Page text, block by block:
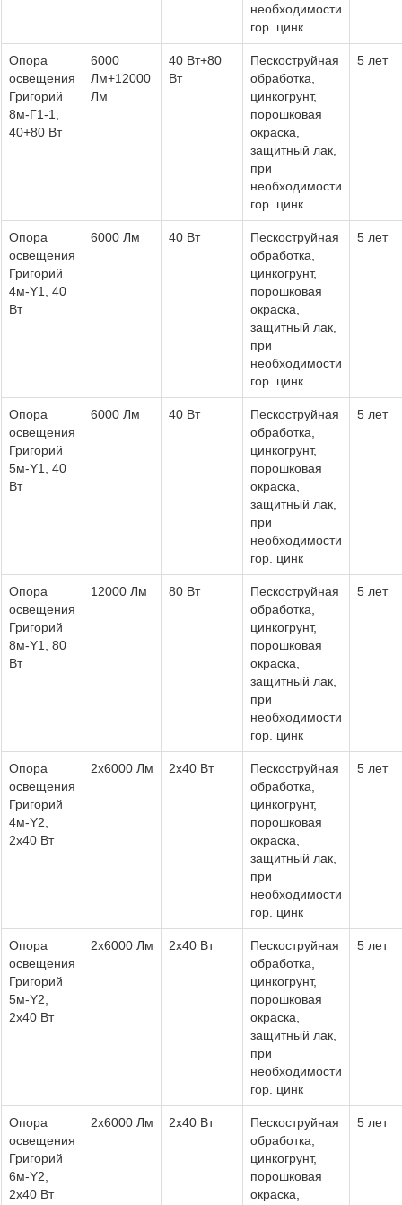
необходимости
гор. цинк
Опора
освещения
Григорий
8м-Г1-1,
40+80 Вт
6000
Лм+12000
Лм
40 Вт+80
Вт
Пескоструйная
обработка,
цинкогрунт,
порошковая
окраска,
защитный лак,
при
необходимости
гор. цинк
5 лет
Опора
освещения
Григорий
4м-Y1, 40
Вт
6000 Лм 40 Вт
Пескоструйная
обработка,
цинкогрунт,
порошковая
окраска,
защитный лак,
при
необходимости
гор. цинк
5 лет
Опора
освещения
Григорий
5м-Y1, 40
Вт
6000 Лм 40 Вт
Пескоструйная
обработка,
цинкогрунт,
порошковая
окраска,
защитный лак,
при
необходимости
гор. цинк
5 лет
Опора
освещения
Григорий
8м-Y1, 80
Вт
12000 Лм 80 Вт
Пескоструйная
обработка,
цинкогрунт,
порошковая
окраска,
защитный лак,
при
необходимости
гор. цинк
5 лет
Опора
освещения
Григорий
4м-Y2,
2х40 Вт
2х6000 Лм 2х40 Вт
Пескоструйная
обработка,
цинкогрунт,
порошковая
окраска,
защитный лак,
при
необходимости
гор. цинк
5 лет
Опора
освещения
Григорий
5м-Y2,
2х40 Вт
2х6000 Лм 2х40 Вт
Пескоструйная
обработка,
цинкогрунт,
порошковая
окраска,
защитный лак,
при
необходимости
гор. цинк
5 лет
Опора
освещения
Григорий
6м-Y2,
2х40 Вт
2х6000 Лм 2х40 Вт
Пескоструйная
обработка,
цинкогрунт,
порошковая
окраска,
5 лет